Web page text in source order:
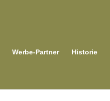
Werbe-Partner Historie